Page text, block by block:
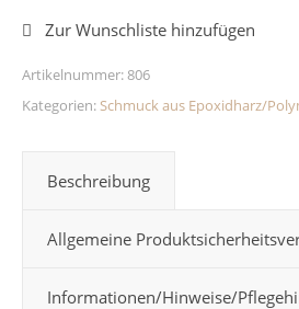
Artikelnummer:806
Kategorien: Schmuck aus Epoxidharz/
Beschreibung
Allgemeine
Informationen/Hinweise/